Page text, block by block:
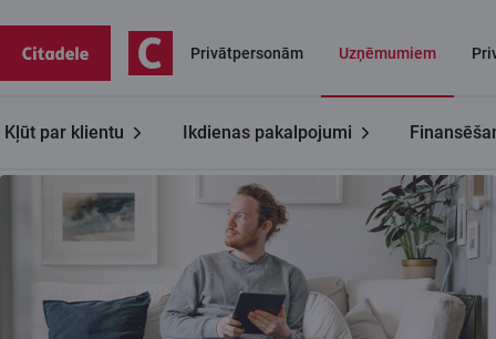
Privātpersonām Uzņēmumiem
Kļūt par klientu Ikdienas pakalpojumi